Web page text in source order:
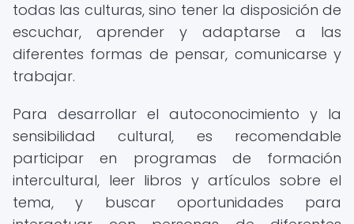
todas las culturas, sino tener la disposición de
escuchar, aprender y adaptarse a las
diferentes formas de pensar, comunicarse y
trabajar.
Para desarrollar el autoconocimiento y la
sensibilidad cultural, es recomendable
participar en programas de formación
intercultural, leer libros y artículos sobre el
tema, y buscar oportunidades para